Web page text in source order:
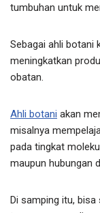
tumbuhan untuk
Sebagai ahli botani
meningkatkan
obatan.
Ahli botani akan
misalnya
pada tingkat
maupun hubungan
Di samping itu,